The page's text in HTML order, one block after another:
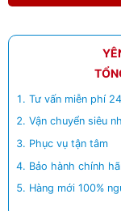
Tư vấn miễn phí
Vận chuyển siêu
Phục vụ tận tâm
Bảo hành chính
Hàng mới 100%